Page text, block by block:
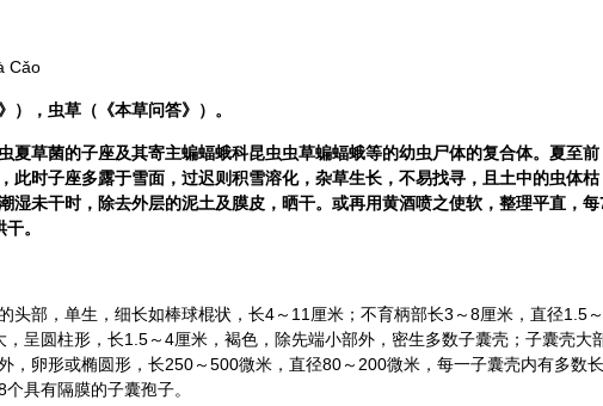
Cǎo
），虫草（《本草问答》）。
夏草菌的子座及其寄主蝙蝠蛾科昆虫虫草蝙蝠蛾等的幼虫尸体的复合体。夏至前
此时子座多露于雪面，过迟则积雪溶化，杂草生长，不易找寻，且土中的虫体枯
湿未干时，除去外层的泥土及膜皮，晒干。或再用黄酒喷之使软，整理平直，每
。
头部，单生，细长如棒球棍状，长4～11厘米；不育柄部长3～8厘米，直径1.5～
呈圆柱形，长1.5～4厘米，褐色，除先端小部外，密生多数子囊壳；子囊壳大
，卵形或椭圆形，长250～500微米，直径80～200微米，每一子囊壳内有多数长
具有隔膜的子囊孢子。